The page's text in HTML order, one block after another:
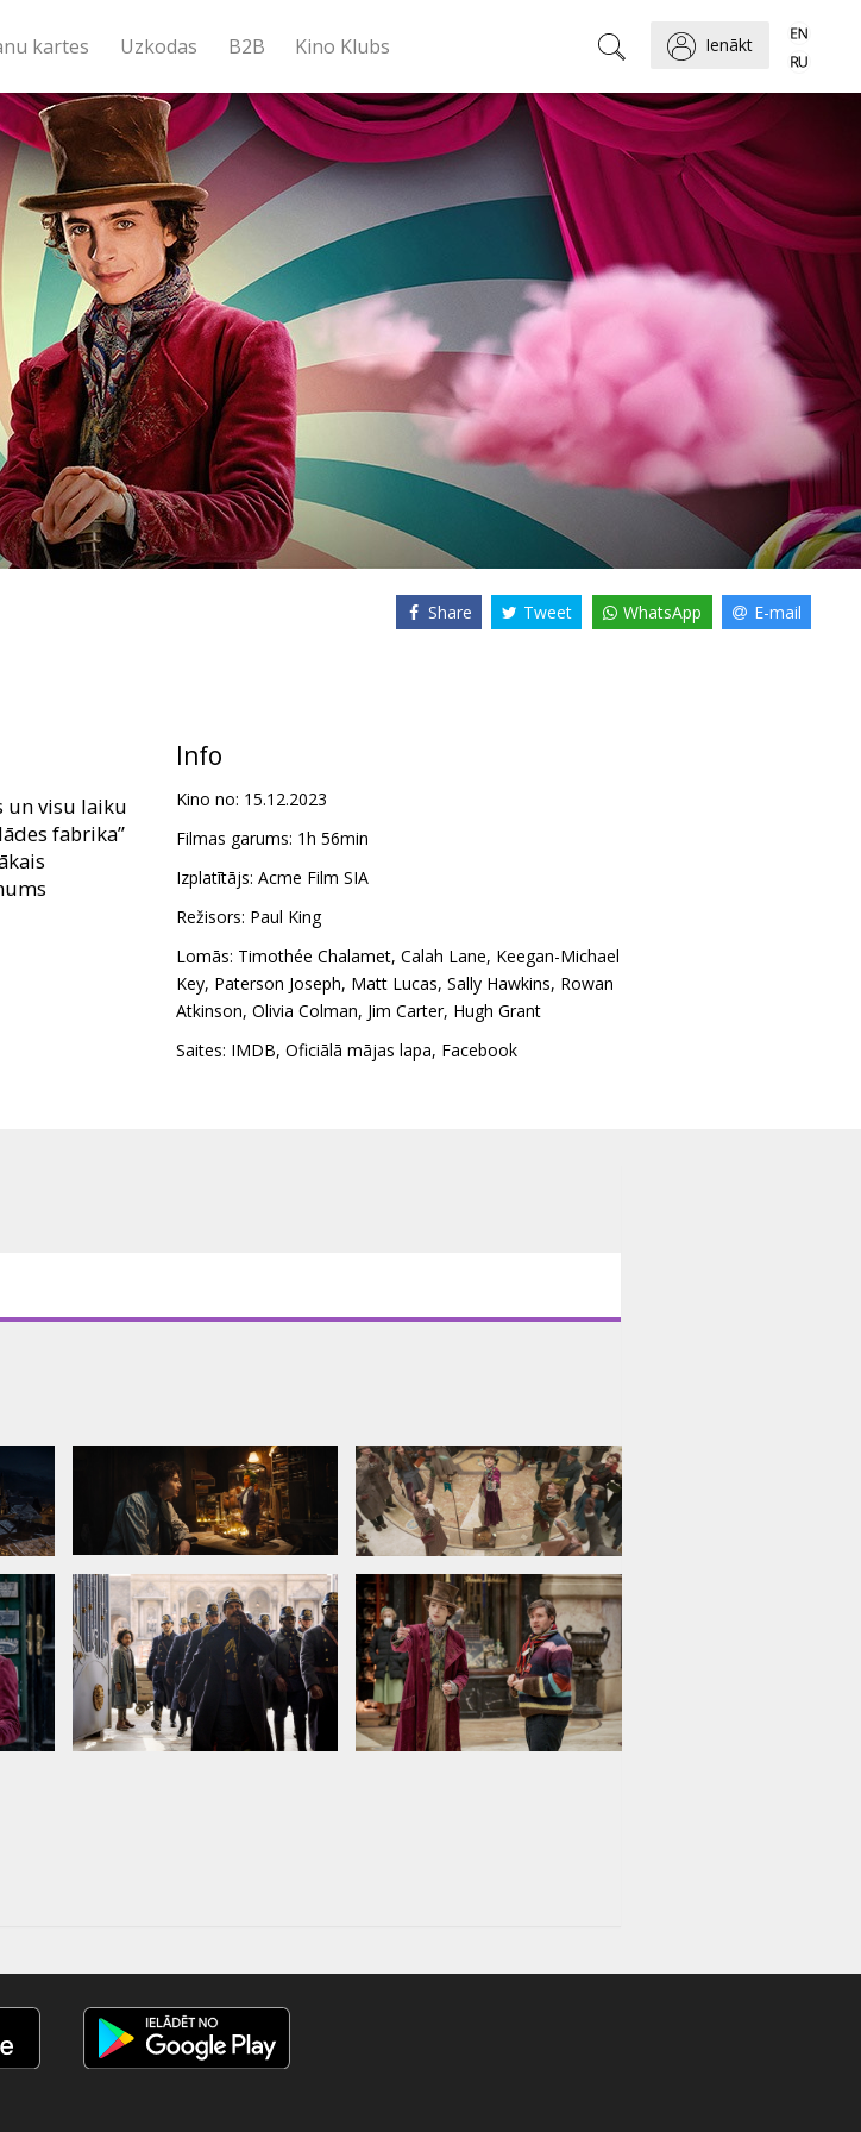
kartes Uzkodas B2B Kino Klubs Ienākt
Share Tweet WhatsApp E-mail
un visu laiku
fabrika”
Info
Kino no: 15.12.2023
Filmas garums: 1h 56min
Izplatītājs: Acme Film SIA
Režisors: Paul King
Lomās: Timothée Chalamet, Calah Lane, Keegan-Michael
Key, Paterson Joseph, Matt Lucas, Sally Hawkins, Rowan
Atkinson, Olivia Colman, Jim Carter, Hugh Grant
Saites: IMDB, Oficiālā mājas lapa, Facebook